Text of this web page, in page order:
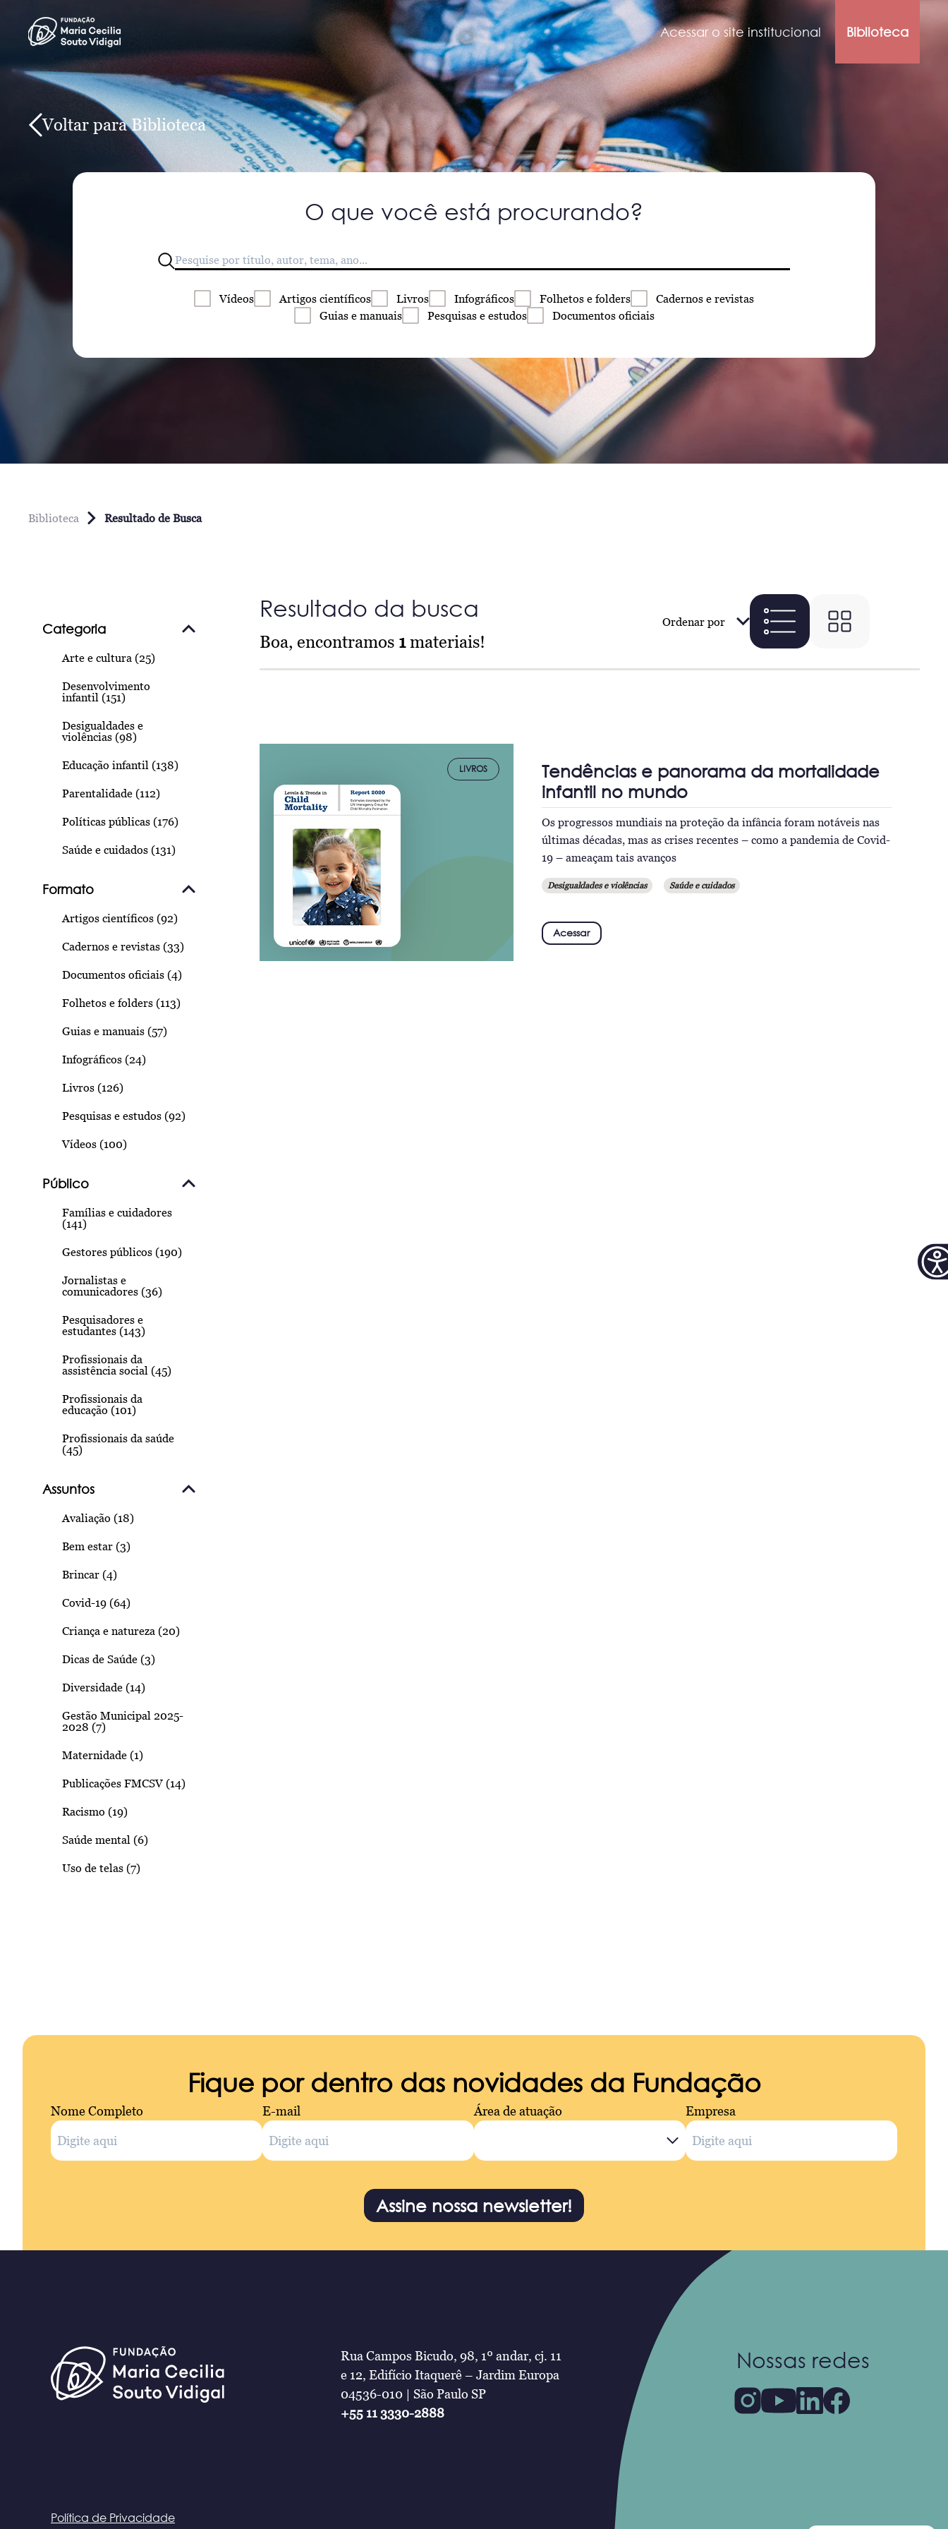
Acessar o site institucional Biblioteca
Voltar para Biblioteca
O que você está procurando?
Vídeos Artigos científicos Livros Infográficos Folhetos e folders Cadernos e revistas
Guias e manuais Pesquisas e estudos Documentos oficiais
Biblioteca Resultado de Busca
Categoria
Arte e cultura (25)
Desenvolvimento
infantil (151)
Desigualdades e
violências (98)
Educação infantil (138)
Parentalidade (112)
Políticas públicas (176)
Saúde e cuidados (131)
Formato
Artigos científicos (92)
Cadernos e revistas (33)
Documentos oficiais (4)
Folhetos e folders (113)
Guias e manuais (57)
Infográficos (24)
Livros (126)
Pesquisas e estudos (92)
Vídeos (100)
Público
Famílias e cuidadores
(141)
Gestores públicos (190)
Jornalistas e
comunicadores (36)
Pesquisadores e
estudantes (143)
Profissionais da
assistência social (45)
Profissionais da
educação (101)
Profissionais da saúde
(45)
Assuntos
Avaliação (18)
Bem estar (3)
Brincar (4)
Covid-19 (64)
Criança e natureza (20)
Dicas de Saúde (3)
Diversidade (14)
Gestão Municipal 2025-
2028 (7)
Maternidade (1)
Publicações FMCSV (14)
Racismo (19)
Saúde mental (6)
Uso de telas (7)
Resultado da busca
Boa, encontramos 1materiais!
Ordenar por
LIVROS
Tendências e panorama da mortalidade
infantil no mundo
Os progressos mundiais na proteção da infância foram notáveis nas
últimas décadas, mas as crises recentes – como a pandemia de Covid-
19 – ameaçam tais avanços
Desigualdades e violências Saúde e cuidados
Acessar
Fique por dentro das novidades da Fundação
Nome Completo E-mail Área de atuação Empresa
Assine nossa newsletter!
Rua Campos Bicudo, 98, 1º andar, cj. 11
e 12, Edifício Itaquerê – Jardim Europa
04536-010 | São Paulo SP
+55 11 3330-2888
Nossas redes
Política de Privacidade